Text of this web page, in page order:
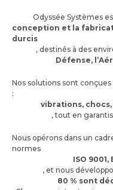
Odyssée Systèmes
conception et la
durcis
, destinés à des
Défense,
Nos solutions sont
:
vibrations,
, tout en
Nous opérons dans un
normes
ISO 9001,
, et nous
80 % sont